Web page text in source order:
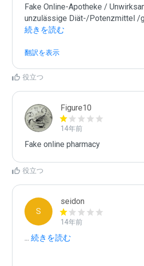
Fake Online-Apotheke /
unzulässige Diät-/Potenzmittel /
続きを読む
翻訳を表示
役立つ
Figure10
14年前
Fake online pharmacy
役立つ
S
seidon
14年前
... 続きを読む